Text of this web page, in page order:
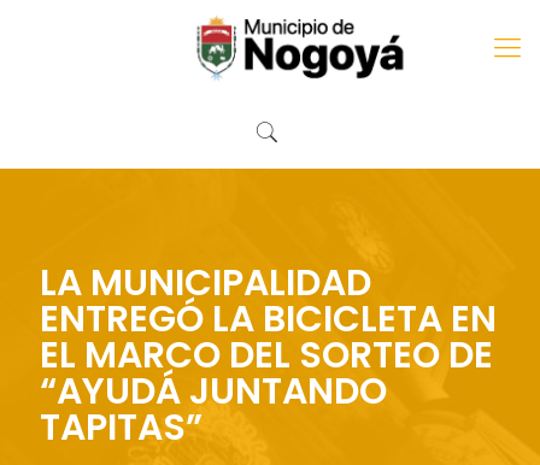
LA MUNICIPALIDAD
ENTREGÓ LA BICICLETA EN
EL MARCO DEL SORTEO DE
“AYUDÁ JUNTANDO
TAPITAS”